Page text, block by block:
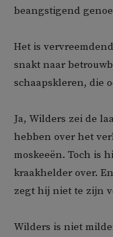
beangstigend
Het is
snakt naar
schaapskleren, die
Ja, Wilders zei de
hebben over het
moskeeën. Toch is
kraakhelder over.
zegt hij niet te zijn
Wilders is niet